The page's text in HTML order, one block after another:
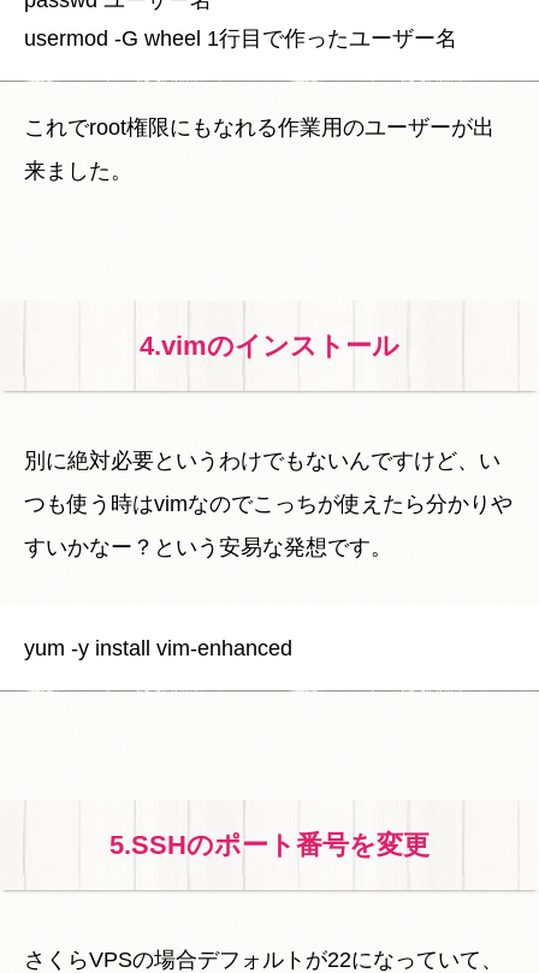
これでroot権限にもなれる作業用のユーザーが出
来ました。
4.vimのインストール
別に絶対必要というわけでもないんですけど、い
つも使う時はvimなのでこっちが使えたら分かりや
すいかなー？という安易な発想です。
5.SSHのポート番号を変更
さくらVPSの場合デフォルトが22になっていて、